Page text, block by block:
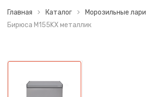
Главная Каталог
Морозильные лари
Бирюса М155KX металлик